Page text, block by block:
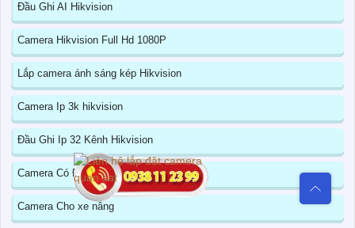
Đầu Ghi AI Hikvision
Camera Hikvision Full Hd 1080P
Lắp camera ánh sáng kép Hikvision
Camera Ip 3k hikvision
Đầu Ghi Ip 32 Kênh Hikvision
Camera Có Đọc Mã QR
Camera Cho xe nâng